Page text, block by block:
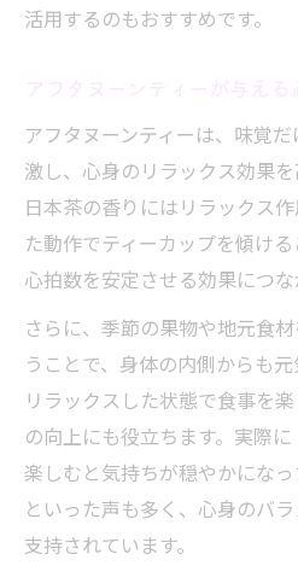
活用するのもおすすめです。
アフタヌーンティーは、味覚
激し、心身のリラックス効果
日本茶の香りにはリラックス
た動作でティーカップを傾け
心拍数を安定させる効果につな
さらに、季節の果物や地元食
うことで、身体の内側からも元
リラックスした状態で食事を
の向上にも役立ちます。実際
楽しむと気持ちが穏やかになっ
といった声も多く、心身のバ
支持されています。